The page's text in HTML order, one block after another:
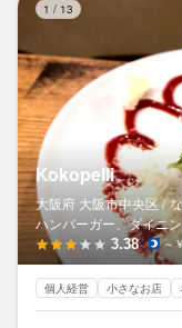
1 / 13
Kokopelli
大阪府 大阪市中央区 /
ハンバーガー、ダイニ
3.38 ～
個人経営 小さなお店